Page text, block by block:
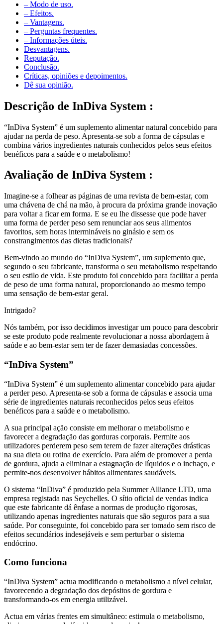
– Modo de uso.
– Efeitos.
– Vantagens.
– Perguntas frequentes.
– Informações úteis.
Desvantagens.
Reputação.
Conclusão.
Críticas, opiniões e depoimentos.
Dê sua opinião.
Descrição de InDiva System :
“InDiva System” é um suplemento alimentar natural concebido para
ajudar na perda de peso. Apresenta-se sob a forma de cápsulas e
combina vários ingredientes naturais conhecidos pelos seus efeitos
benéficos para a saúde e o metabolismo!
Avaliação de InDiva System :
Imagine-se a folhear as páginas de uma revista de bem-estar, com
uma chávena de chá na mão, à procura da próxima grande inovação
para voltar a ficar em forma. E se eu lhe dissesse que pode haver
uma forma de perder peso sem renunciar aos seus alimentos
favoritos, sem horas intermináveis no ginásio e sem os
constrangimentos das dietas tradicionais?
Bem-vindo ao mundo do “InDiva System”, um suplemento que,
segundo o seu fabricante, transforma o seu metabolismo respeitando
o seu estilo de vida. Este produto foi concebido para facilitar a perda
de peso de uma forma natural, proporcionando ao mesmo tempo
uma sensação de bem-estar geral.
Intrigado?
Nós também, por isso decidimos investigar um pouco para descobrir
se este produto pode realmente revolucionar a nossa abordagem à
saúde e ao bem-estar sem ter de fazer demasiadas concessões.
“InDiva System”
“InDiva System” é um suplemento alimentar concebido para ajudar
a perder peso. Apresenta-se sob a forma de cápsulas e associa uma
série de ingredientes naturais reconhecidos pelos seus efeitos
benéficos para a saúde e o metabolismo.
A sua principal ação consiste em melhorar o metabolismo e
favorecer a degradação das gorduras corporais. Permite aos
utilizadores perderem peso sem terem de fazer alterações drásticas
na sua dieta ou rotina de exercício. Para além de promover a perda
de gordura, ajuda a eliminar a estagnação de líquidos e o inchaço, e
permite-nos desenvolver hábitos alimentares saudáveis.
O sistema “InDiva” é produzido pela Summer Alliance LTD, uma
empresa registada nas Seychelles. O sítio oficial de vendas indica
que este fabricante dá ênfase a normas de produção rigorosas,
utilizando apenas ingredientes naturais que são seguros para a sua
saúde. Por conseguinte, foi concebido para ser tomado sem risco de
efeitos secundários indesejáveis e sem perturbar o sistema
endócrino.
Como funciona
“InDiva System” actua modificando o metabolismo a nível celular,
favorecendo a degradação dos depósitos de gordura e
transformando-os em energia utilizável.
Actua em várias frentes em simultâneo: estimula o metabolismo,